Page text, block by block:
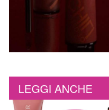
LEGGI ANCHE